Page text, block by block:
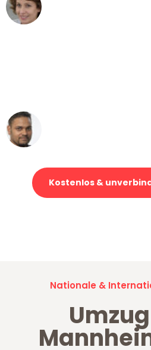
Kostenlos &
Nationale &